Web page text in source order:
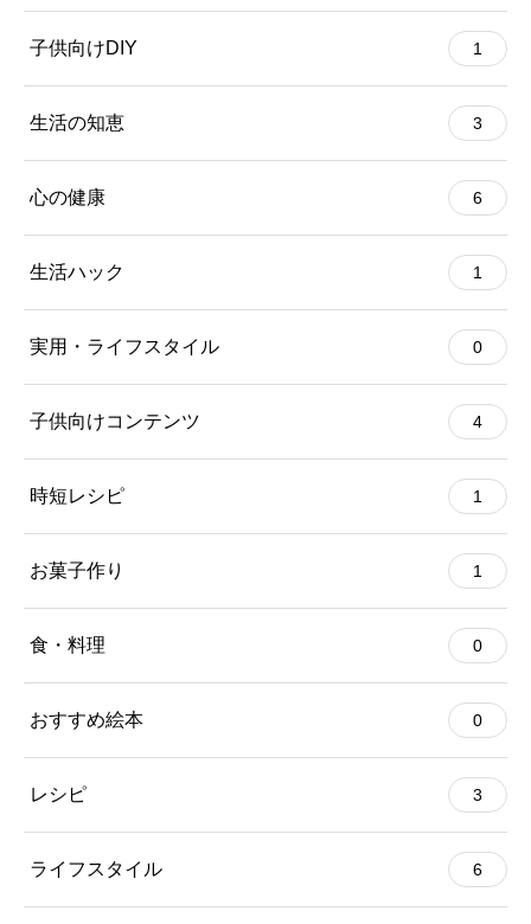
子供向けDIY 1
生活の知恵 3
心の健康 6
生活ハック 1
実用・ライフスタイル 0
子供向けコンテンツ 4
時短レシピ 1
お菓子作り 1
食・料理 0
おすすめ絵本 0
レシピ 3
ライフスタイル 6